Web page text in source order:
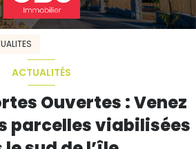
ACTUALITÉS
Ouvertes : Venez
parcelles viabilisées